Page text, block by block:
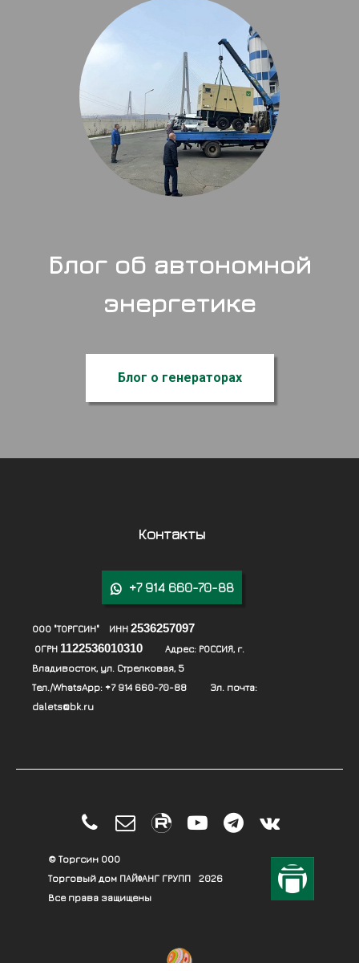
Блог об автономной
энергетике
Блог о генераторах
Контакты
 +7 914 660-70-88
ООО "ТОРГСИН" ИНН 2536257097
ОГРН 1122536010310 Адрес: РОССИЯ, г.
Владивосток, ул. Стрелковая, 5
Тел./WhatsApp: +7 914 660-70-88 Эл. почта:
dalets@bk.ru
    
© Торгсин ООО
Торговый дом ПАЙФАНГ ГРУПП
Все права защищены
2026